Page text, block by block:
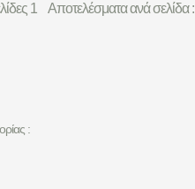
1 Αποτελέσματα ανά σελίδα :
: